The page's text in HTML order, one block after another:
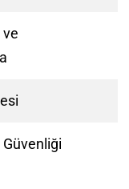
ve
Güvenliği